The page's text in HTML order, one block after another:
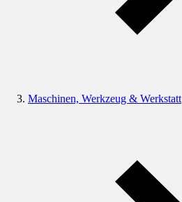
Maschinen, Werkzeug & Werkstatt